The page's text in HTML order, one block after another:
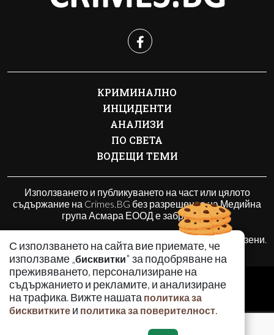
С използването на сайта вие приемате, че
използваме „бисквитки" за подобряване на
преживяването, персонализиране на
съдържанието и рекламите, и анализиране
на трафика. Вижте нашата политика за
бисквитките и политика за поверителност.
КРИМИНАЛНО
ИНЦИДЕНТИ
АНАЛИЗИ
ПО СВЕТА
ВОДЕЩИ ТЕМИ
Използването и публикуването на част или цялото
съдържание на Crimes.BG без разрешение на Медийна
група Асмара ЕООД е забранено.
© 2010 - 2026 | Crimes.BG. Всички права запазени.
РЕКЛАМА
КОНТАКТИ
ОБЩИ УСЛОВИЯ